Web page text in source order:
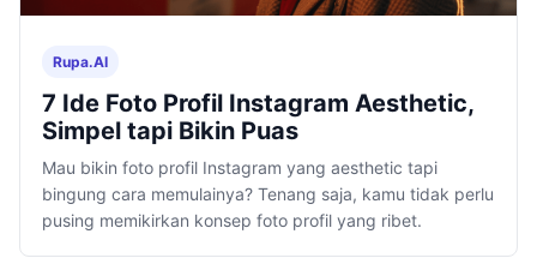
Rupa.AI
7 Ide Foto Profil Instagram Aesthetic,
Simpel tapi Bikin Puas
Mau bikin foto profil Instagram yang aesthetic tapi
bingung cara memulainya? Tenang saja, kamu tidak perlu
pusing memikirkan konsep foto profil yang ribet.